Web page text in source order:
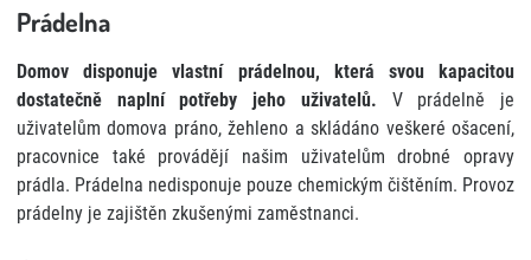
Prádelna
Domov disponuje vlastní prádelnou, která svou kapacitou
dostatečně naplní potřeby jeho uživatelů. V prádelně je
uživatelům domova práno, žehleno a skládáno veškeré ošacení,
pracovnice také provádějí našim uživatelům drobné opravy
prádla. Prádelna nedisponuje pouze chemickým čištěním. Provoz
prádelny je zajištěn zkušenými zaměstnanci.